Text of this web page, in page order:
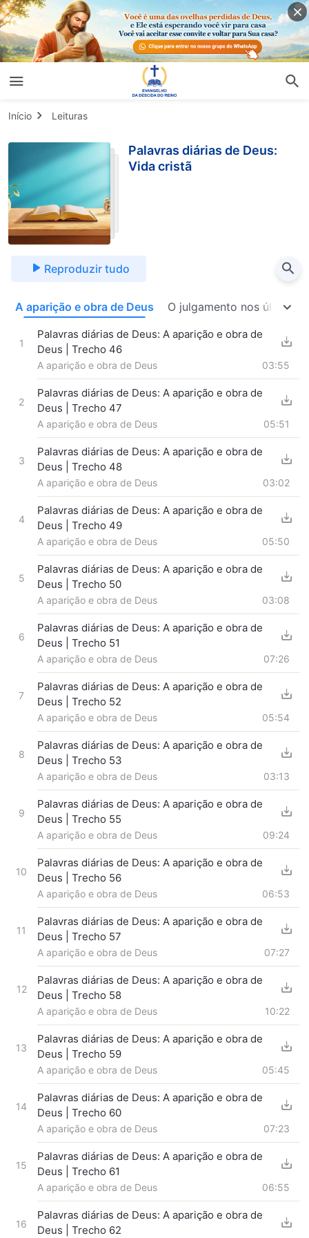
Início Leituras
Palavras diárias de Deus:
Vida cristã
Reproduzir tudo
A aparição e obra de Deus O julgamento nos últimos
1
Palavras diárias de Deus: A aparição e obra de
Deus | Trecho 46
A aparição e obra de Deus 03:55
2
Palavras diárias de Deus: A aparição e obra de
Deus | Trecho 47
A aparição e obra de Deus 05:51
3
Palavras diárias de Deus: A aparição e obra de
Deus | Trecho 48
A aparição e obra de Deus 03:02
4
Palavras diárias de Deus: A aparição e obra de
Deus | Trecho 49
A aparição e obra de Deus 05:50
5
Palavras diárias de Deus: A aparição e obra de
Deus | Trecho 50
A aparição e obra de Deus 03:08
6
Palavras diárias de Deus: A aparição e obra de
Deus | Trecho 51
A aparição e obra de Deus 07:26
7
Palavras diárias de Deus: A aparição e obra de
Deus | Trecho 52
A aparição e obra de Deus 05:54
8
Palavras diárias de Deus: A aparição e obra de
Deus | Trecho 53
A aparição e obra de Deus 03:13
9
Palavras diárias de Deus: A aparição e obra de
Deus | Trecho 55
A aparição e obra de Deus 09:24
10
Palavras diárias de Deus: A aparição e obra de
Deus | Trecho 56
A aparição e obra de Deus 06:53
11
Palavras diárias de Deus: A aparição e obra de
Deus | Trecho 57
A aparição e obra de Deus 07:27
12
Palavras diárias de Deus: A aparição e obra de
Deus | Trecho 58
A aparição e obra de Deus 10:22
13
Palavras diárias de Deus: A aparição e obra de
Deus | Trecho 59
A aparição e obra de Deus 05:45
14
Palavras diárias de Deus: A aparição e obra de
Deus | Trecho 60
A aparição e obra de Deus 07:23
15
Palavras diárias de Deus: A aparição e obra de
Deus | Trecho 61
A aparição e obra de Deus 06:55
16
Palavras diárias de Deus: A aparição e obra de
Deus | Trecho 62